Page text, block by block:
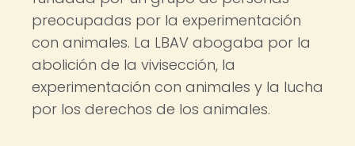
preocupadas por la experimentación
con animales. La LBAV abogaba por la
abolición de la vivisección, la
experimentación con animales y la lucha
por los derechos de los animales.